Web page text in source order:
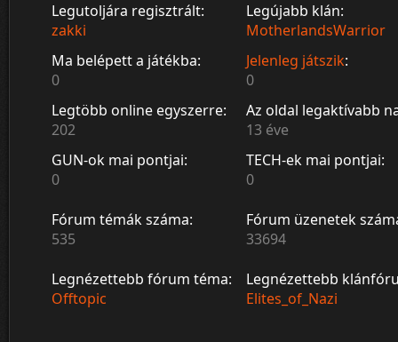
Legutoljára regisztrált:
zakki
Legújabb klán:
MotherlandsWarrior
Ma belépett a játékba:
0
Jelenleg játszik:
0
Legtöbb online egyszerre:
202
Az oldal legaktívabb
13 éve
GUN-ok mai pontjai:
0
TECH-ek mai pontjai:
0
Fórum témák száma:
535
Fórum üzenetek
33694
Legnézettebb fórum téma:
Offtopic
Legnézettebb
Elites_of_Nazi